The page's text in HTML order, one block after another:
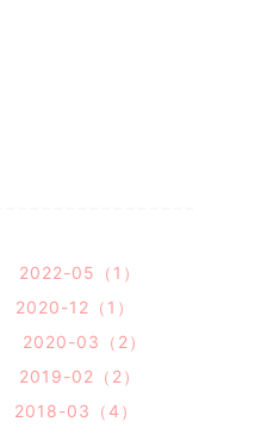
2022-05（1）
2020-12（1）
2020-03（2）
2019-02（2）
2018-03（4）